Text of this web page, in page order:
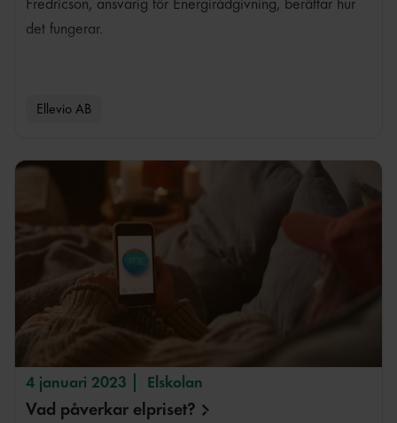
Fredricson, ansvarig för Energirådgivning, berättar hur
det fungerar.
Ellevio AB
4 januari 2023 Elskolan
Vad påverkar elpriset?